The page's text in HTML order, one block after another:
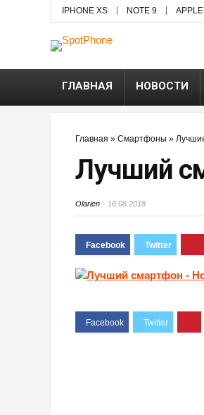
IPHONE XS NOTE 9
ГЛАВНАЯ НОВОСТИ
Главная » Смартфоны »
Лучший
Olarien 16.08.2018